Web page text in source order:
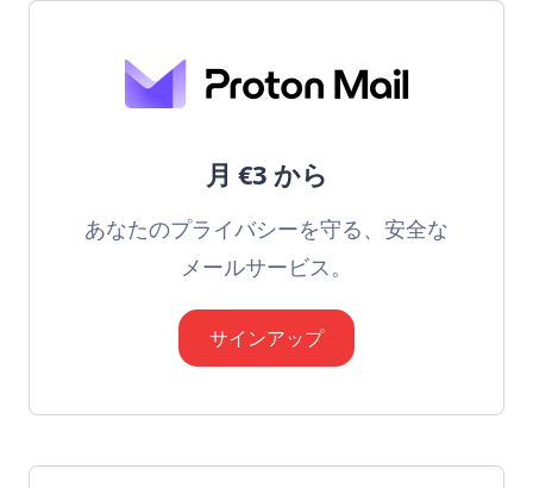
月 €3 から
あなたのプライバシーを守る、安全な
メールサービス。
サインアップ